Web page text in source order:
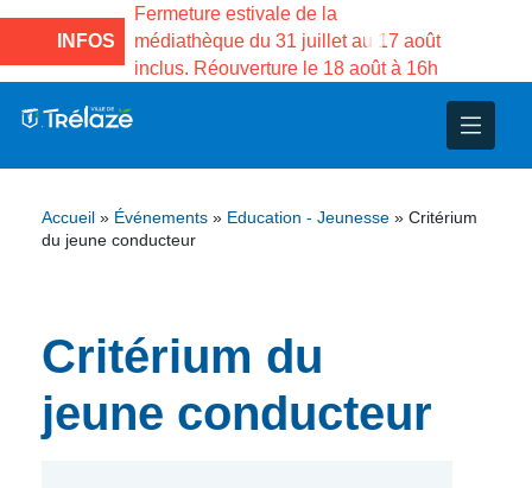
INFOS
la Maison des
de Gama du
Fermeture estivale de la
médiathèque du 31 juillet au 17 août
inclus. Réouverture le 18 août à 16h
et d’animations
Projets
– Jumelage
Accueil » Événements » Education - Jeunesse » Critérium
du jeune conducteur
Critérium du
jeune conducteur